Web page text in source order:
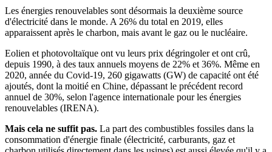
Les énergies renouvelables sont désormais la deuxième source
d'électricité dans le monde. A 26% du total en 2019, elles
apparaissent après le charbon, mais avant le gaz ou le nucléaire.
Eolien et photovoltaïque ont vu leurs prix dégringoler et ont crû,
depuis 1990, à des taux annuels moyens de 22% et 36%. Même en
2020, année du Covid-19, 260 gigawatts (GW) de capacité ont été
ajoutés, dont la moitié en Chine, dépassant le précédent record
annuel de 30%, selon l'agence internationale pour les énergies
renouvelables (IRENA).
Mais cela ne suffit pas. La part des combustibles fossiles dans la
consommation d'énergie finale (électricité, carburants, gaz et